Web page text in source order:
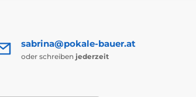
sabrina@pokale-bauer.at
oder schreiben jederzeit